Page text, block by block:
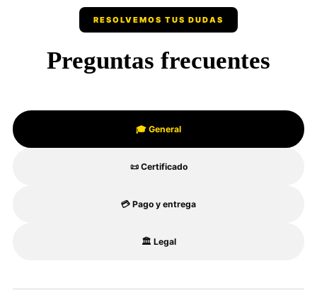
RESOLVEMOS TUS DUDAS
Preguntas frecuentes
🎓 General
📜 Certificado
💳 Pago y entrega
🏛️ Legal